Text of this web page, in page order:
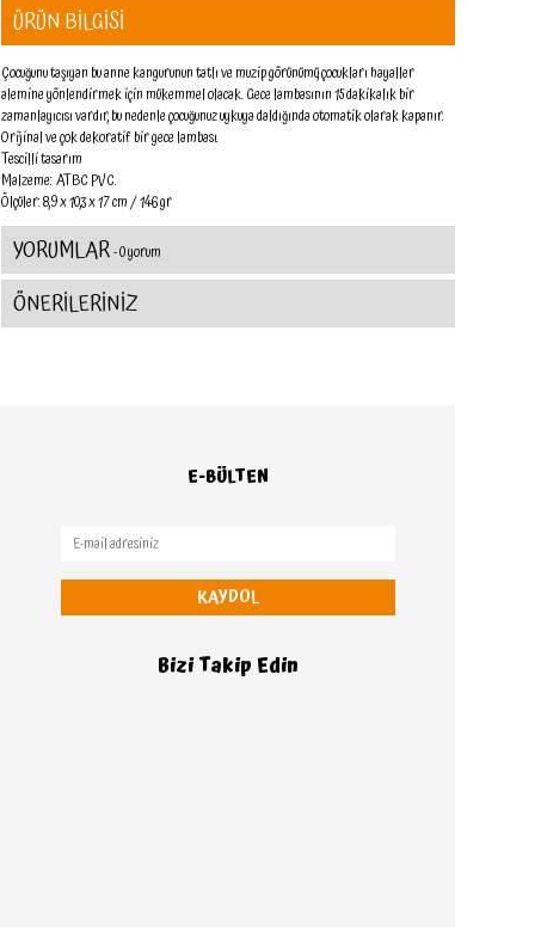
ÜRÜN BİLGİSİ
Çocuğunu taşıyan bu anne kangurunun tatlı ve muzip görünümü, çocukları hayaller
alemine yönlendirmek için mükemmel olacak. Gece lambasının 15 dakikalık bir
zamanlayıcısı vardır, bu nedenle çocuğunuz uykuya daldığında otomatik olarak kapanır.
Orijinal ve çok dekoratif bir gece lambası.
Tescilli tasarım
Malzeme: ATBC PVC.
Ölçüler: 8,9 x 10,3 x 17 cm / 146 gr
YORUMLAR- 0 yorum
ÖNERİLERİNİZ
E-BÜLTEN
KAYDOL
Bizi Takip Edin